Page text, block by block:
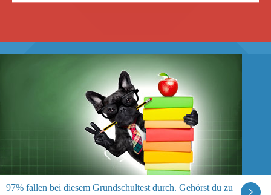
97% fallen bei diesem Grundschultest durch. Gehörst du zu